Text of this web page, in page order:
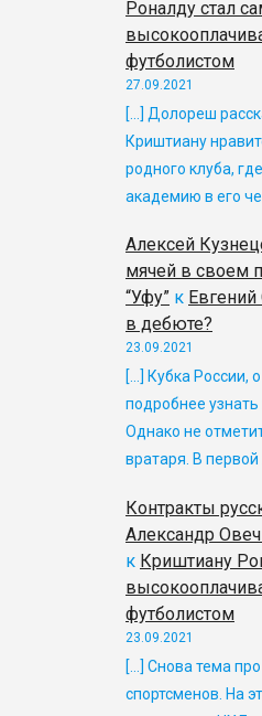
Роналду стал
футболистом
27.09.2021
[…] Долореш
Криштиану
родного клуба,
академию в его
Алексей
мячей в своем
“Уфу” к
в дебюте?
23.09.2021
[…] Кубка России,
подробнее узнать
Однако не
вратаря. В
Контракты
Александр
к Криштиану
футболистом
23.09.2021
[…] Снова тема
спортсменов. На